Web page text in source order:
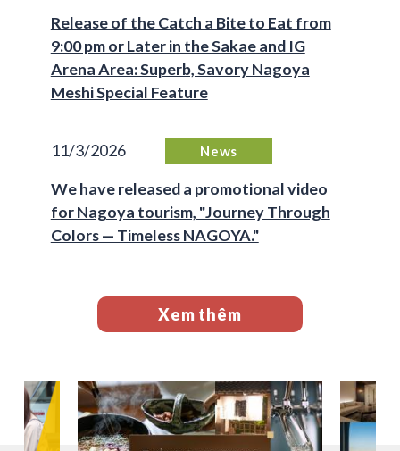
Release of the Catch a Bite to Eat from
9:00 pm or Later in the Sakae and IG
Arena Area: Superb, Savory Nagoya
Meshi Special Feature
11/3/2026 News
We have released a promotional video
for Nagoya tourism, "Journey Through
Colors — Timeless NAGOYA."
Xem thêm